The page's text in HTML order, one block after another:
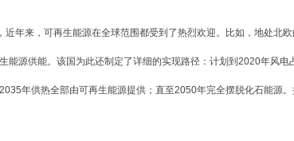
来，可再生能源在全球范围都受到了热烈欢迎。比如，地处北欧
能源供能。该国为此还制定了详细的实现路径：计划到2020年风电
年供热全部由可再生能源提供；直至2050年完全摆脱化石能源